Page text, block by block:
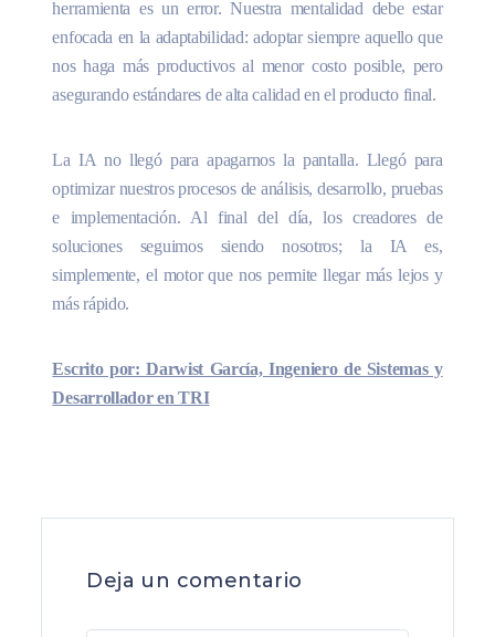
herramienta es un error. Nuestra mentalidad debe estar
enfocada en la adaptabilidad: adoptar siempre aquello que
nos haga más productivos al menor costo posible, pero
asegurando estándares de alta calidad en el producto final.
La IA no llegó para apagarnos la pantalla. Llegó para
optimizar nuestros procesos de análisis, desarrollo, pruebas
e implementación. Al final del día, los creadores de
soluciones seguimos siendo nosotros; la IA es,
simplemente, el motor que nos permite llegar más lejos y
más rápido.
Escrito por: Darwist García, Ingeniero de Sistemas y
Desarrollador en TRI
Deja un comentario